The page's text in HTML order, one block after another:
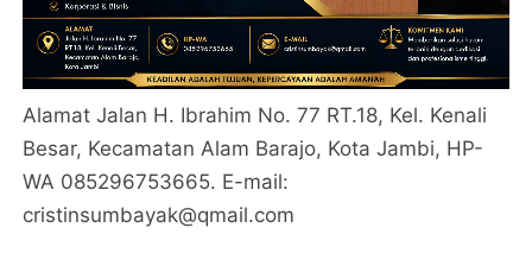
Alamat Jalan H. Ibrahim No. 77 RT.18, Kel. Kenali
Besar, Kecamatan Alam Barajo, Kota Jambi, HP-
WA 085296753665. E-mail:
cristinsumbayak@qmail.com